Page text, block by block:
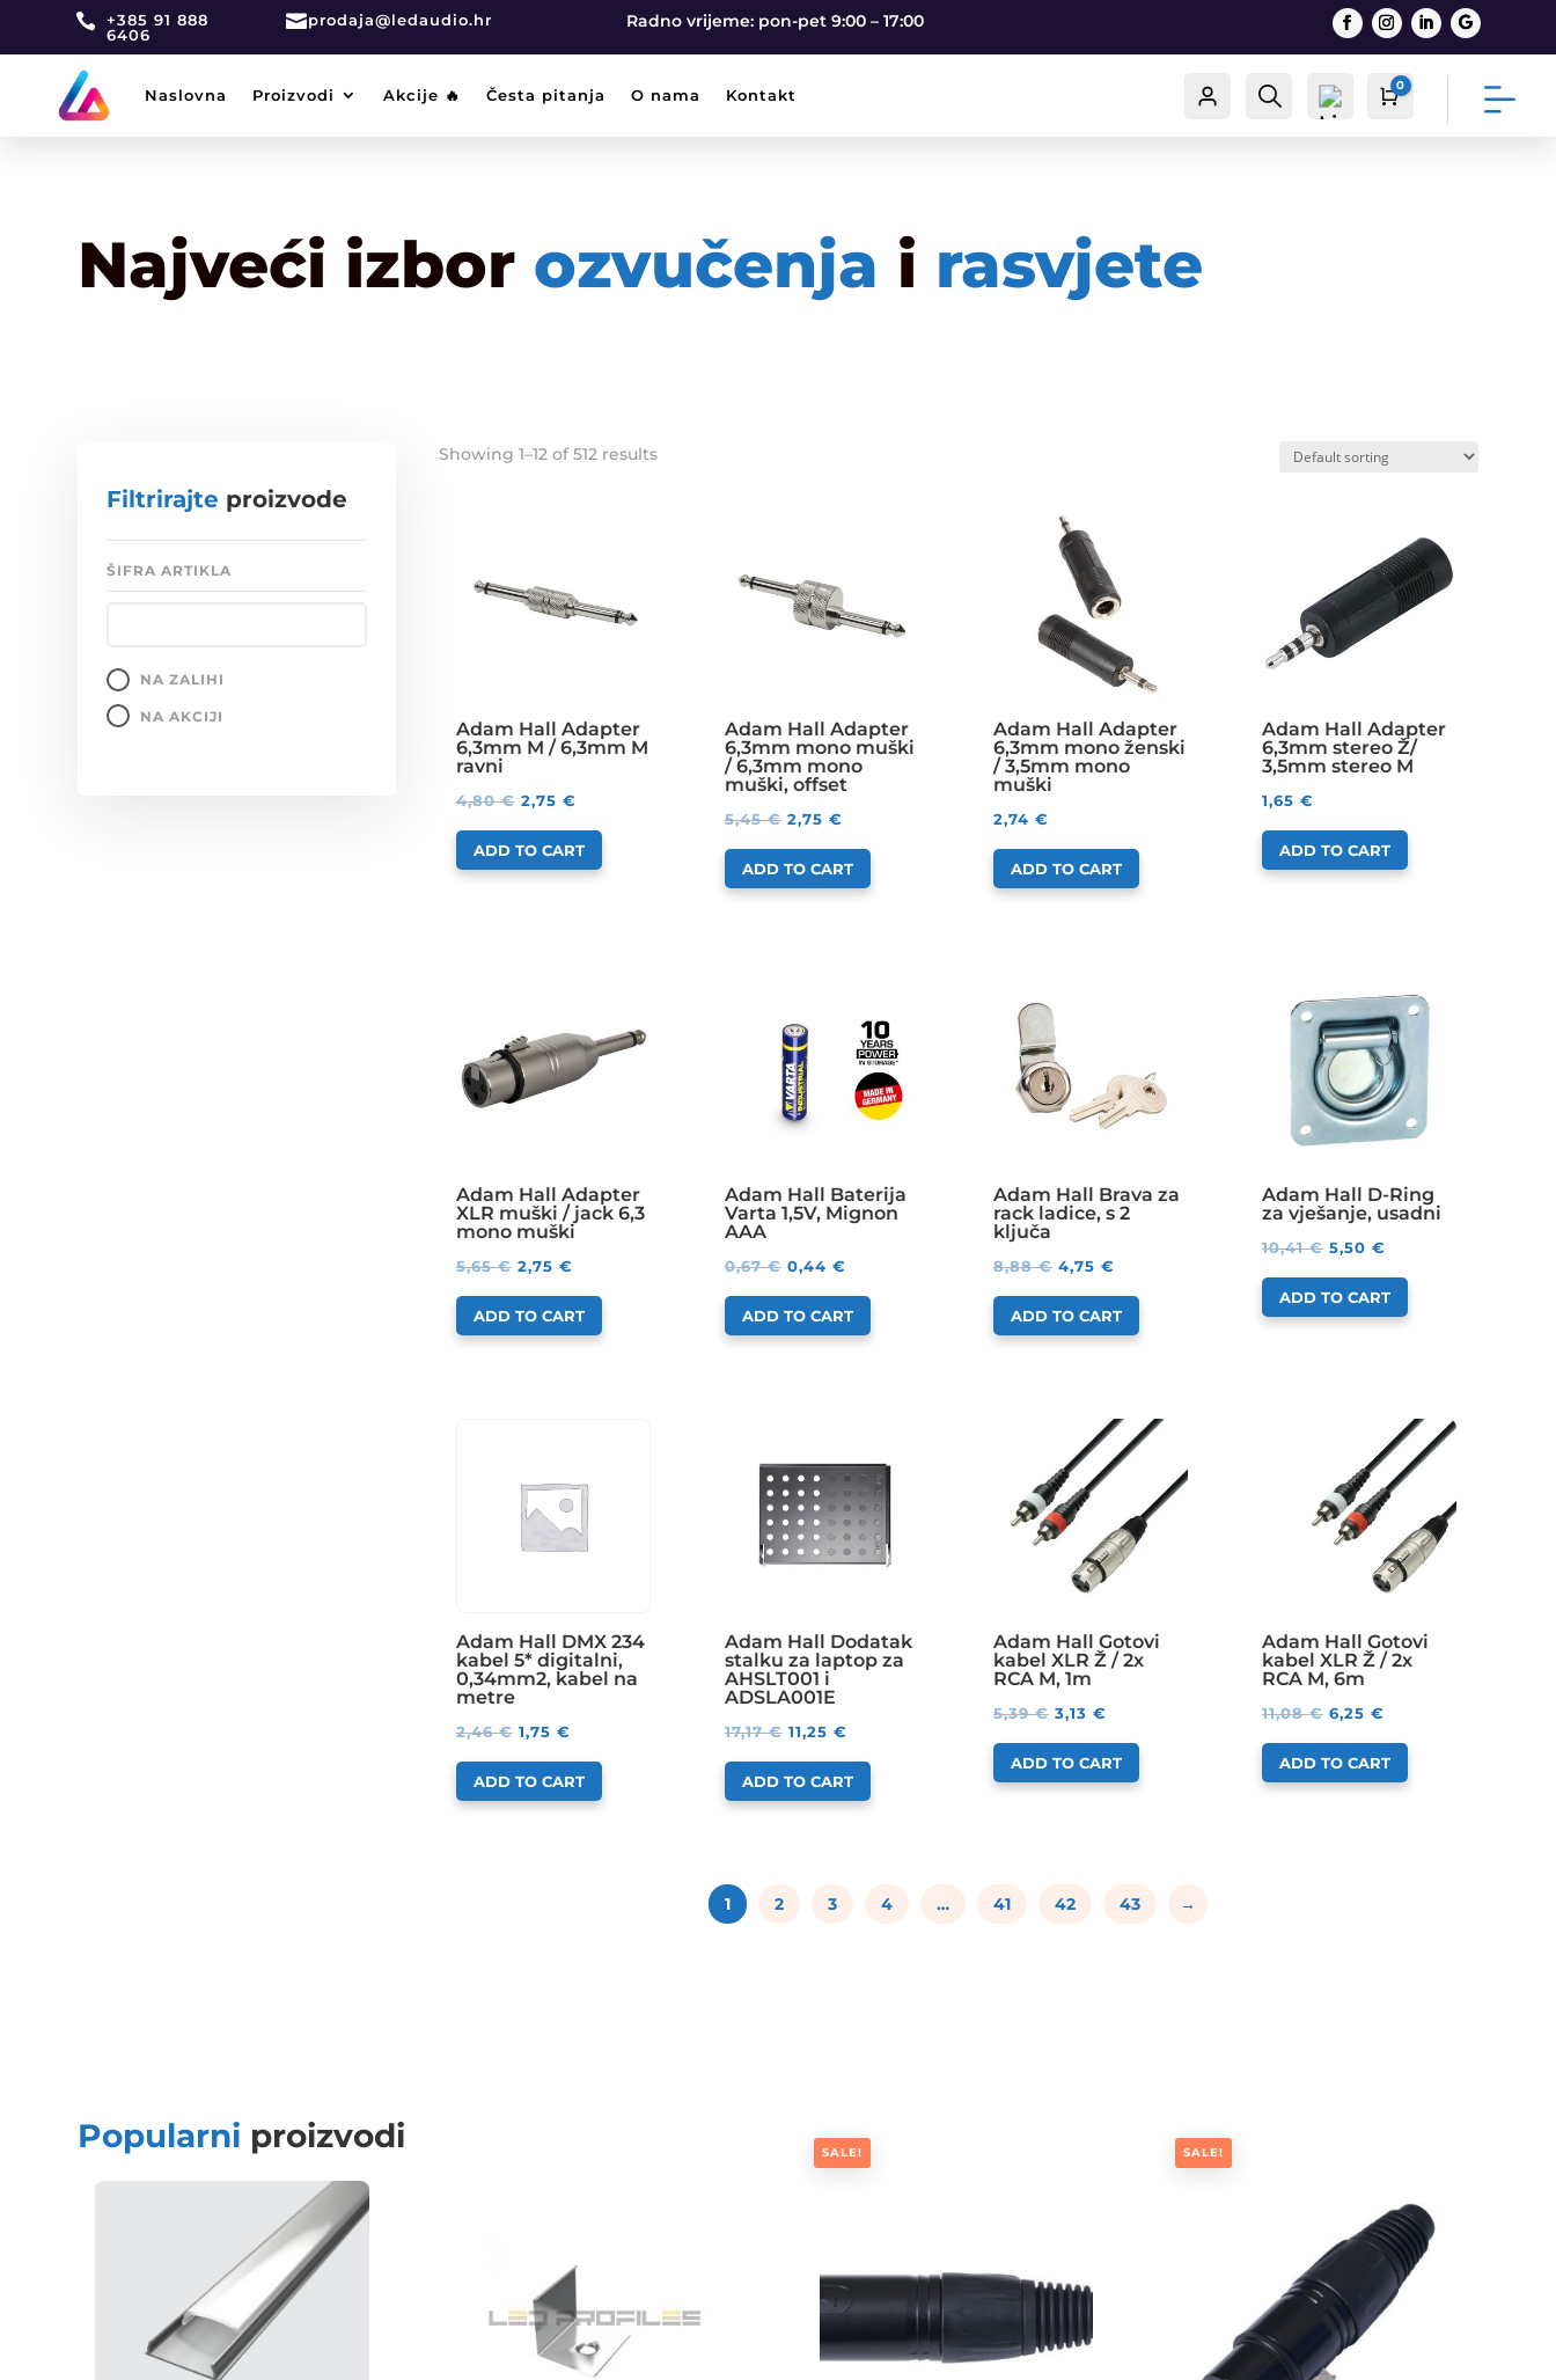
 +385 91 888
6406
prodaja@ledaudio.hr Radno vrijeme: pon-pet 9:00 – 17:00
Naslovna Proizvodi Akcije 🔥 Česta pitanja O nama Kontakt Račun Traži Cart
0
€
Najveći izbor ozvučenja i rasvjete
Filtrirajte proizvode
ŠIFRA ARTIKLA
NA ZALIHI
NA AKCIJI
Showing 1–12 of 512 results
Adam Hall Adapter
6,3mm M / 6,3mm M
ravni
4,80€ 2,75 €
ADD TO CART
Adam Hall Adapter
6,3mm mono muški
/ 6,3mm mono
muški, offset
5,45€ 2,75 €
ADD TO CART
Adam Hall Adapter
6,3mm mono ženski
/ 3,5mm mono
muški
2,74 €
ADD TO CART
Adam Hall Adapter
6,3mm stereo Ž/
3,5mm stereo M
1,65€
ADD TO CART
Adam Hall Adapter
XLR muški / jack 6,3
mono muški
5,65€ 2,75 €
ADD TO CART
Adam Hall Baterija
Varta 1,5V, Mignon
AAA
0,67€ 0,44 €
ADD TO CART
Adam Hall Brava za
rack ladice, s 2
ključa
8,88€ 4,75 €
ADD TO CART
Adam Hall D-Ring
za vješanje, usadni
10,41€ 5,50€
ADD TO CART
Adam Hall DMX 234
kabel 5* digitalni,
0,34mm2, kabel na
metre
2,46€ 1,75 €
ADD TO CART
Adam Hall Dodatak
stalku za laptop za
AHSLT001 i
ADSLA001E
17,17€ 11,25 €
ADD TO CART
Adam Hall Gotovi
kabel XLR Ž / 2x
RCA M, 1m
5,39€ 3,13 €
ADD TO CART
Adam Hall Gotovi
kabel XLR Ž / 2x
RCA M, 6m
11,08€ 6,25€
ADD TO CART
1 2 3 4 … 41 42 43 →
Popularni proizvodi SALE! SALE!